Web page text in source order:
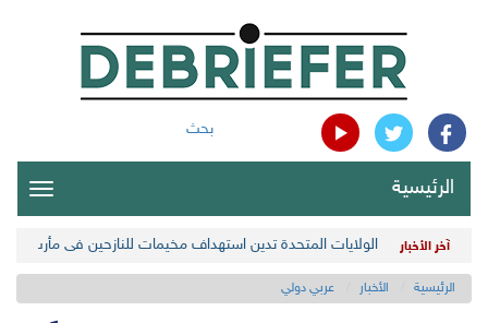
بحث
الرئيسية
آخر الأخبار الولايات المتحدة تدين استهداف مخيمات للنازحين في مأرب
الرئيسية الأخبار عربي دولي